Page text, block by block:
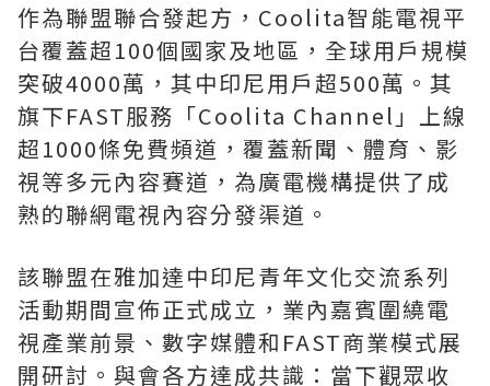
作為聯盟聯合發起方，Coolita智能電視平
台覆蓋超100個國家及地區，全球用戶規模
突破4000萬，其中印尼用戶超500萬。其
旗下FAST服務「Coolita Channel」上線
超1000條免費頻道，覆蓋新聞、體育、影
視等多元內容賽道，為廣電機構提供了成
熟的聯網電視內容分發渠道。
該聯盟在雅加達中印尼青年文化交流系列
活動期間宣佈正式成立，業內嘉賓圍繞電
視產業前景、數字媒體和FAST商業模式展
開研討。與會各方達成共識：當下觀眾收